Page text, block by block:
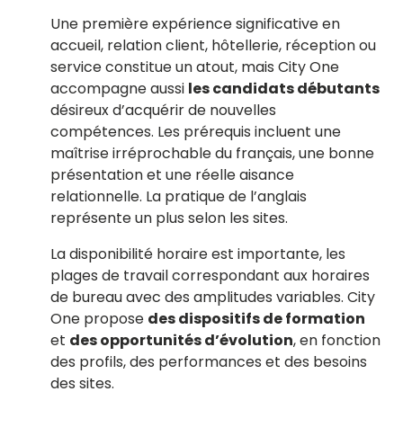
Une première expérience significative en
accueil, relation client, hôtellerie, réception ou
service constitue un atout, mais City One
accompagne aussi les candidats débutants
désireux d’acquérir de nouvelles
compétences. Les prérequis incluent une
maîtrise irréprochable du français, une bonne
présentation et une réelle aisance
relationnelle. La pratique de l’anglais
représente un plus selon les sites.
La disponibilité horaire est importante, les
plages de travail correspondant aux horaires
de bureau avec des amplitudes variables. City
One propose des dispositifs de formation
et des opportunités d’évolution, en fonction
des profils, des performances et des besoins
des sites.